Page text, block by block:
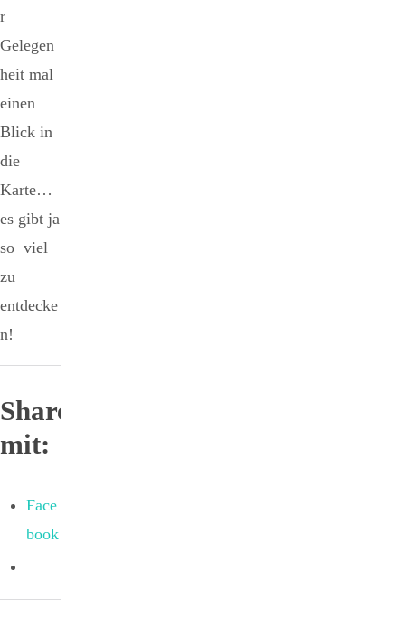
r
Gelegen
heit mal
einen
Blick in
die
Karte…
es gibt ja
so viel
zu
entdecke
n!
Sharen
mit:
Face
book